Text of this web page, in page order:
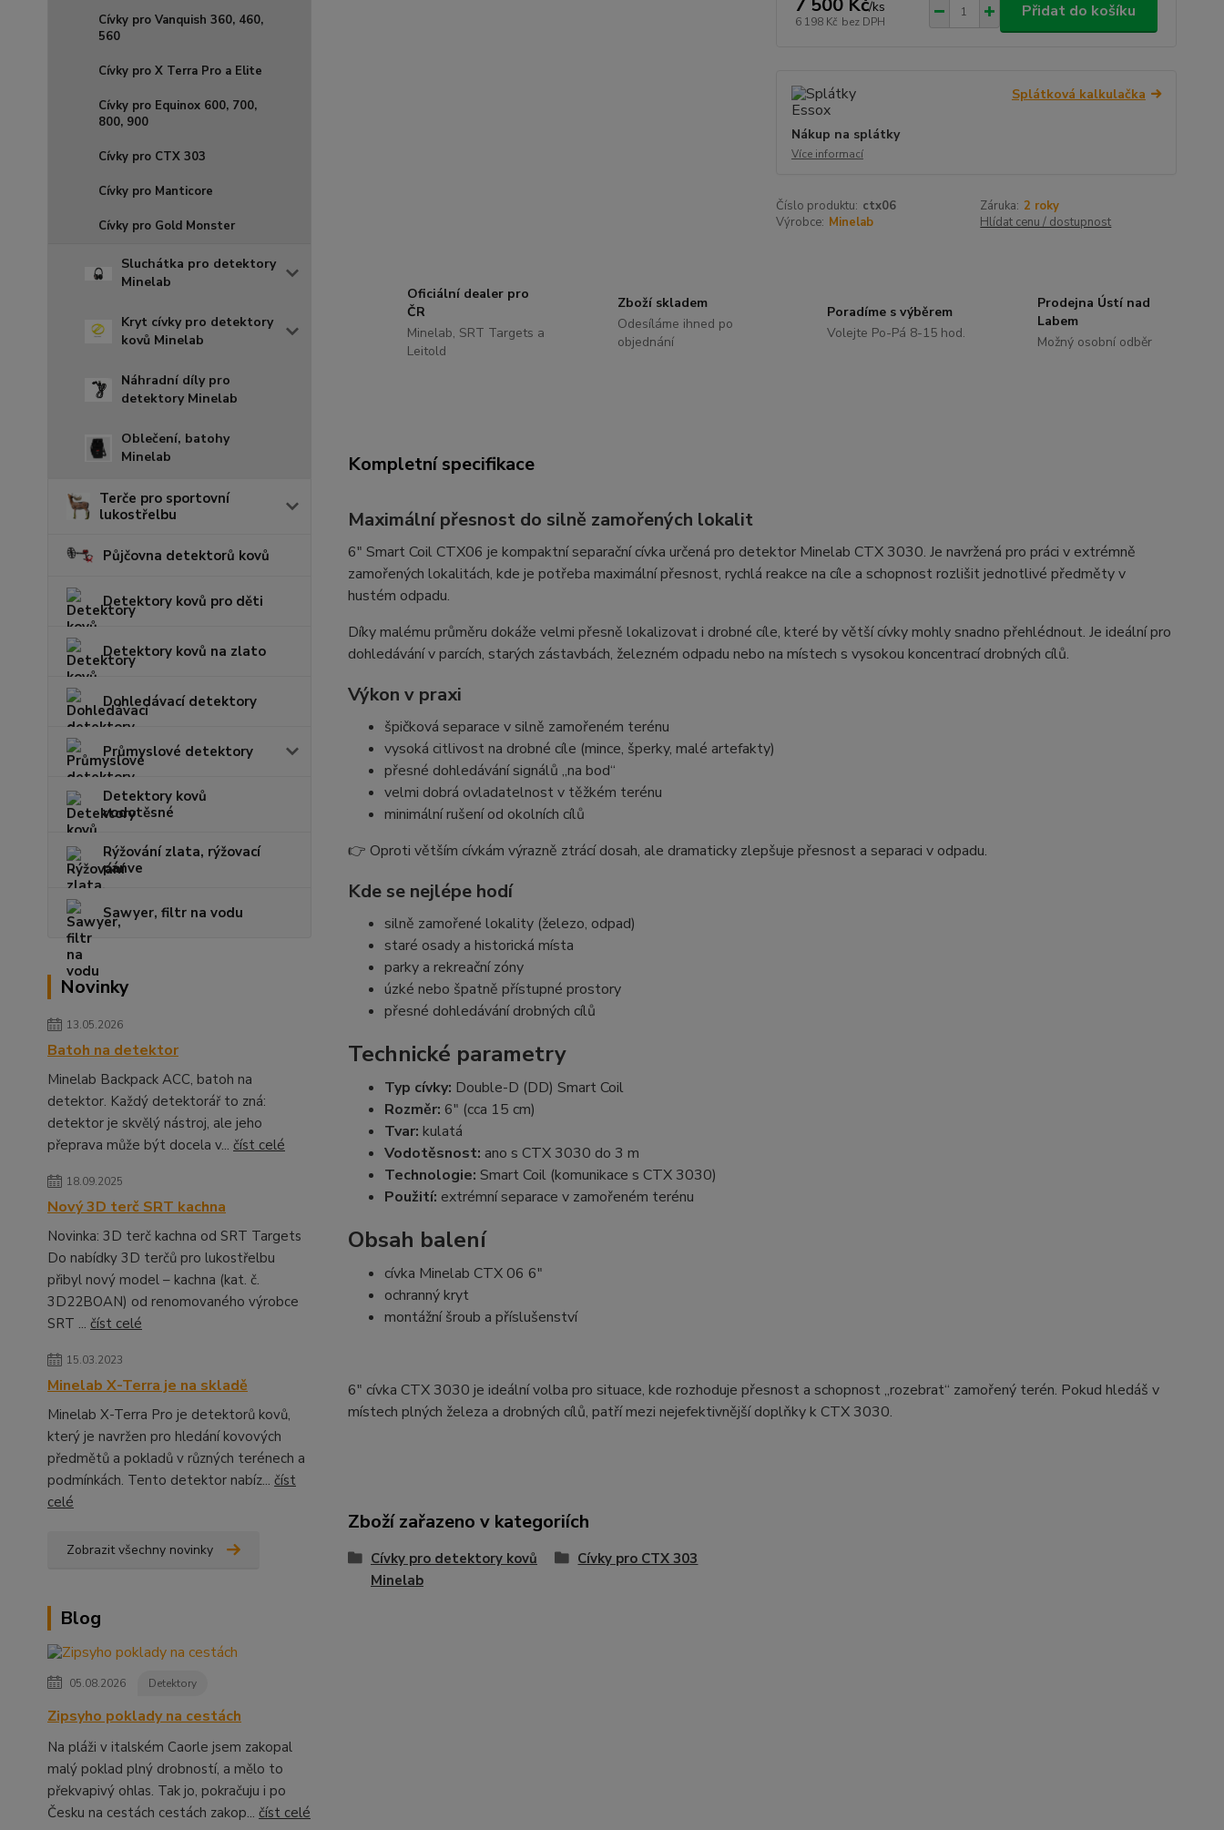
Cívky pro Vanquish 360, 460,
560
Cívky pro X Terra Pro a Elite
Cívky pro Equinox 600, 700,
800, 900
Cívky pro CTX 303
Cívky pro Manticore
Cívky pro Gold Monster
Sluchátka pro detektory
Minelab
Kryt cívky pro detektory
kovů Minelab
Náhradní díly pro
detektory Minelab
Oblečení, batohy
Minelab
Terče pro sportovní
lukostřelbu
Půjčovna detektorů kovů
Detektory kovů pro děti
Detektory kovů na zlato
Dohledávací detektory
Průmyslové detektory
Detektory kovů
vodotěsné
Rýžování zlata, rýžovací
pánve
Sawyer, filtr na vodu
Novinky
13.05.2026
Batoh na detektor
Minelab Backpack ACC, batoh na
detektor. Každý detektorář to zná:
detektor je skvělý nástroj, ale jeho
přeprava může být docela v... číst celé
18.09.2025
Nový 3D terč SRT kachna
Novinka: 3D terč kachna od SRT Targets
Do nabídky 3D terčů pro lukostřelbu
přibyl nový model – kachna (kat. č.
3D22BOAN) od renomovaného výrobce
SRT ... číst celé
15.03.2023
Minelab X-Terra je na skladě
Minelab X-Terra Pro je detektorů kovů,
který je navržen pro hledání kovových
předmětů a pokladů v různých terénech a
podmínkách. Tento detektor nabíz... číst
celé
Zobrazit všechny novinky
Blog
05.08.2026 Detektory
Zipsyho poklady na cestách
Na pláži v italském Caorle jsem zakopal
malý poklad plný drobností, a mělo to
překvapivý ohlas. Tak jo, pokračuju i po
Česku na cestách cestách zakop... číst celé
/ks
6 198 Kč bez DPH
Přidat do košíku
Splátková kalkulačka
Nákup na splátky
Více informací
Číslo produktu: ctx06 Záruka: 2 roky
Výrobce: Minelab Hlídat cenu / dostupnost
Oficiální dealer pro
ČR
Minelab, SRT Targets a
Leitold
Zboží skladem
Odesíláme ihned po
objednání
Poradíme s výběrem
Volejte Po-Pá 8-15 hod.
Prodejna Ústí nad
Labem
Možný osobní odběr
Kompletní specifikace
Maximální přesnost do silně zamořených lokalit
6" Smart Coil CTX06 je kompaktní separační cívka určená pro detektor Minelab CTX 3030. Je navržená pro práci v extrémně
zamořených lokalitách, kde je potřeba maximální přesnost, rychlá reakce na cíle a schopnost rozlišit jednotlivé předměty v
hustém odpadu.
Díky malému průměru dokáže velmi přesně lokalizovat i drobné cíle, které by větší cívky mohly snadno přehlédnout. Je ideální pro
dohledávání v parcích, starých zástavbách, železném odpadu nebo na místech s vysokou koncentrací drobných cílů.
Výkon v praxi
špičková separace v silně zamořeném terénu
vysoká citlivost na drobné cíle (mince, šperky, malé artefakty)
přesné dohledávání signálů „na bod“
velmi dobrá ovladatelnost v těžkém terénu
minimální rušení od okolních cílů
👉 Oproti větším cívkám výrazně ztrácí dosah, ale dramaticky zlepšuje přesnost a separaci v odpadu.
Kde se nejlépe hodí
silně zamořené lokality (železo, odpad)
staré osady a historická místa
parky a rekreační zóny
úzké nebo špatně přístupné prostory
přesné dohledávání drobných cílů
Technické parametry
Typ cívky: Double-D (DD) Smart Coil
Rozměr: 6" (cca 15 cm)
Tvar: kulatá
Vodotěsnost: ano s CTX 3030 do 3 m
Technologie: Smart Coil (komunikace s CTX 3030)
Použití: extrémní separace v zamořeném terénu
Obsah balení
cívka Minelab CTX 06 6"
ochranný kryt
montážní šroub a příslušenství
6" cívka CTX 3030 je ideální volba pro situace, kde rozhoduje přesnost a schopnost „rozebrat“ zamořený terén. Pokud hledáš v
místech plných železa a drobných cílů, patří mezi nejefektivnější doplňky k CTX 3030.
Zboží zařazeno v kategoriích
Cívky pro detektory kovů
Minelab
Cívky pro CTX 303